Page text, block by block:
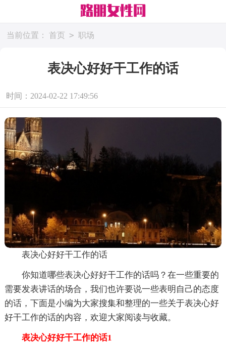
当前位置： 首页 > 职场
表决心好好干工作的话
时间：2024-02-22 17:49:56
表决心好好干工作的话
你知道哪些表决心好好干工作的话吗？在一些重要的
需要发表讲话的场合，我们也许要说一些表明自己的态度
的话，下面是小编为大家搜集和整理的一些关于表决心好
好干工作的话的内容，欢迎大家阅读与收藏。
表决心好好干工作的话1